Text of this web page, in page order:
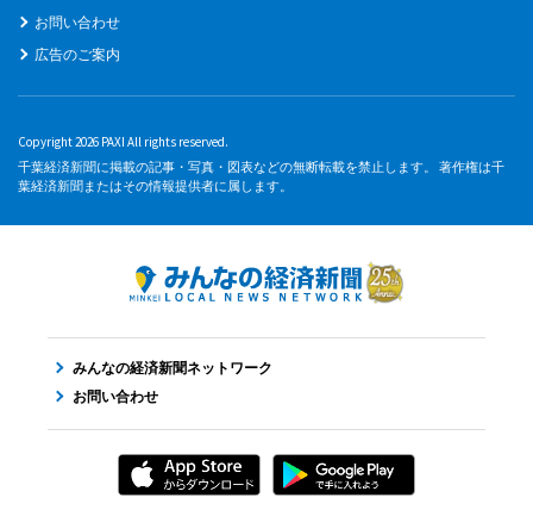
お問い合わせ
広告のご案内
Copyright 2026 PAXI All rights reserved.
千葉経済新聞に掲載の記事・写真・図表などの無断転載を禁止します。 著作権は千
葉経済新聞またはその情報提供者に属します。
みんなの経済新聞ネットワーク
お問い合わせ